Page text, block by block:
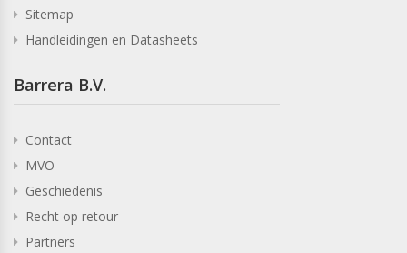
Sitemap
Handleidingen en Datasheets
Barrera B.V.
Contact
MVO
Geschiedenis
Recht op retour
Partners